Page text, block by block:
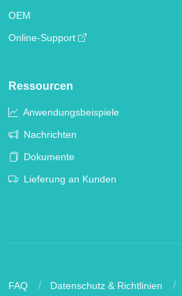
OEM
Online-Support
Ressourcen
Anwendungsbeispiele
Nachrichten
Dokumente
Lieferung an Kunden
FAQ Datenschutz & Richtlinien